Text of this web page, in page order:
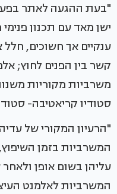
"בעת ההגעה לאתר
ישן מאד עם תכנון
ענקיים אך חשוכים, חלל
קשר בין הפנים לחוץ;
משרביות מקוריות
סטודיו קריאטיבה-
"הרעיון המקורי של
המשרביות בזמן
עליהן בשום אופן
המשרביות לאלמנט